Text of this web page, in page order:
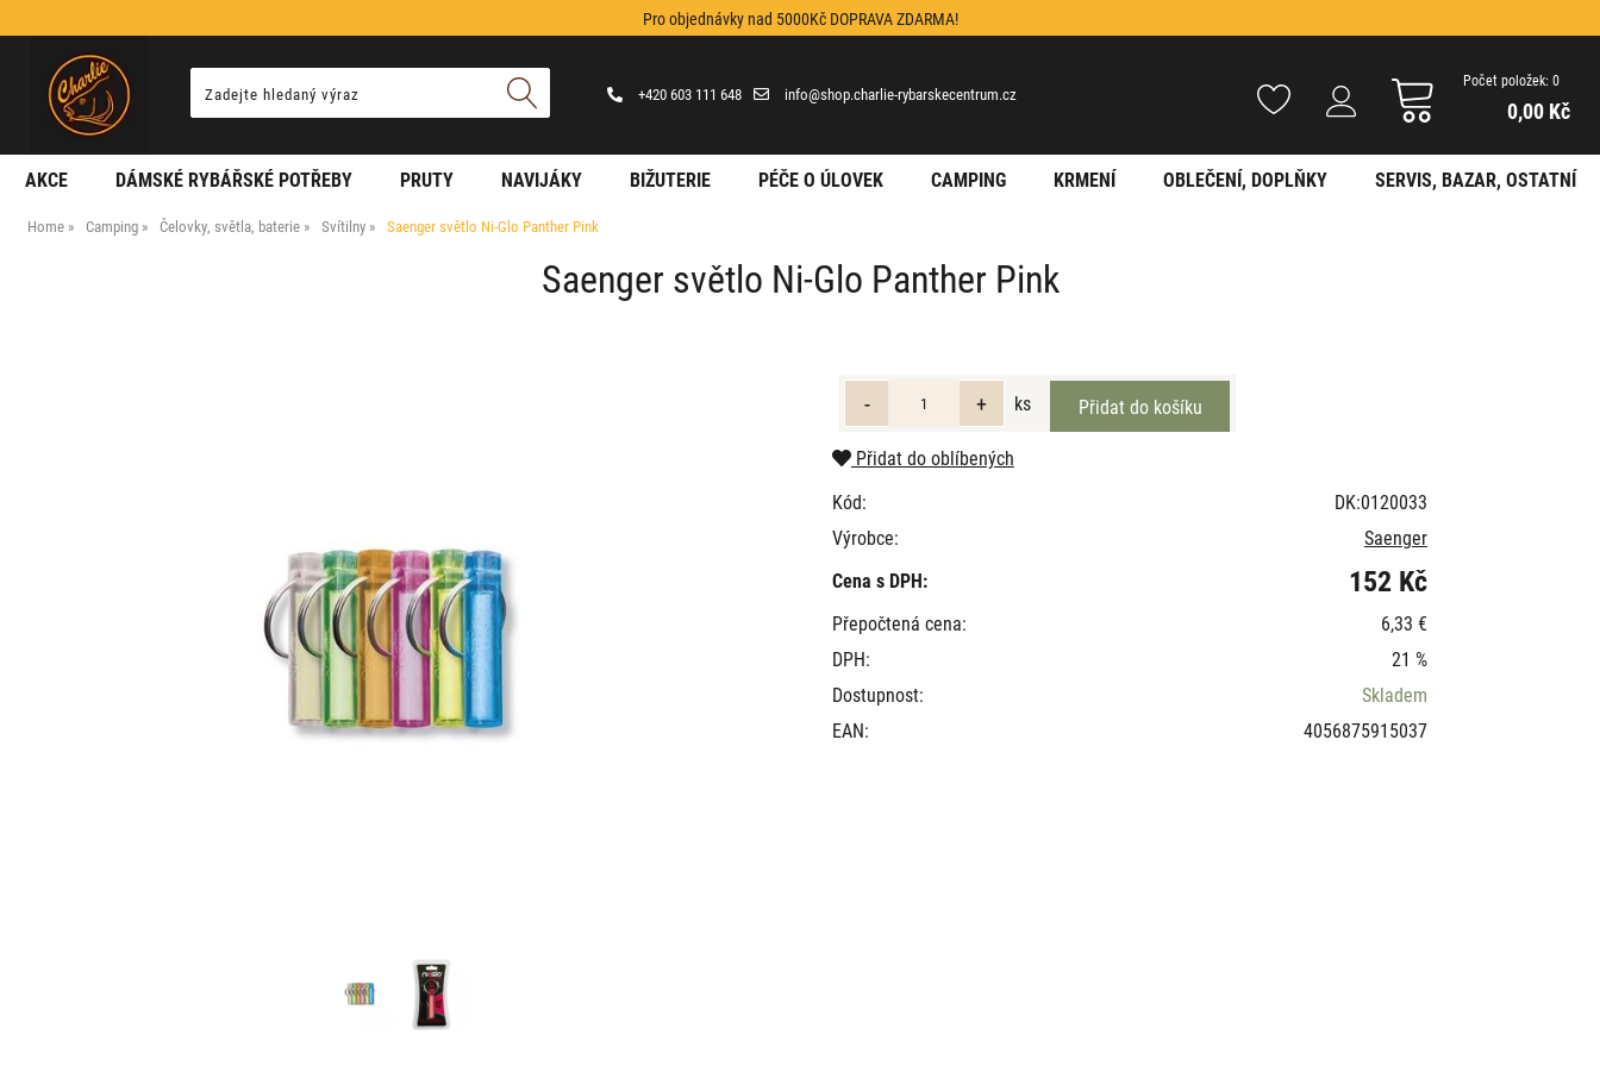
Pro objednávky nad 5000Kč DOPRAVA ZDARMA!
+420 603 111 648 info@shop.charlie-rybarskecentrum.cz
Počet položek: 0
0,00 Kč
AKCE DÁMSKÉ RYBÁŘSKÉ POTŘEBY PRUTY NAVIJÁKY BIŽUTERIE PÉČE O ÚLOVEK CAMPING KRMENÍ OBLEČENÍ, DOPLŇKY SERVIS, BAZAR, OSTATNÍ
Home Camping Čelovky, světla, baterie Svítilny Saenger světlo Ni-Glo Panther Pink
Saenger světlo Ni-Glo Panther Pink
ks
Přidat do oblíbených
Kód:
DK:0120033
Výrobce:
Saenger
Cena s DPH:
152 Kč
Přepočtená cena:
6,33 €
DPH:
21 %
Dostupnost:
Skladem
EAN:
4056875915037